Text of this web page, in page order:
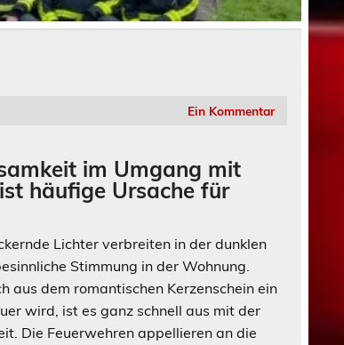
Ein Kommentar
im Umgang mit
häufige Ursache für
Lichter verbreiten in der dunklen
Stimmung in der Wohnung.
aus dem romantischen Kerzenschein ein
wird, ist es ganz schnell aus mit der
Die Feuerwehren appellieren an die